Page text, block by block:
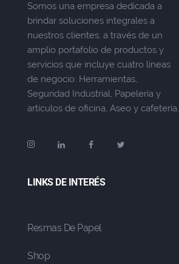
Somos una empresa dedicada a
brindar soluciones integrales a
nuestros clientes, a través de un
amplio portafolio de productos y
servicios que incluye cuatro líneas
de negocio: Herramientas,
Seguridad Industrial, Papelería y
artículos de oficina, Aseo y cafetería.
LINKS DE INTERÉS
Resmas De Papel
Shop